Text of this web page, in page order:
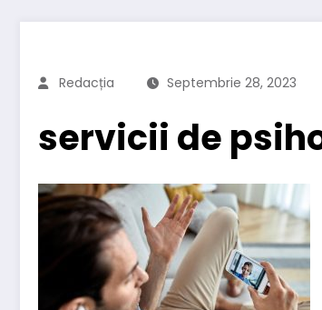
Redacția Septembrie 28, 2023
servicii de